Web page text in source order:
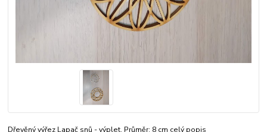
Dřevěný výřez Lapač snů - výplet. Průměr: 8 cm celý popis